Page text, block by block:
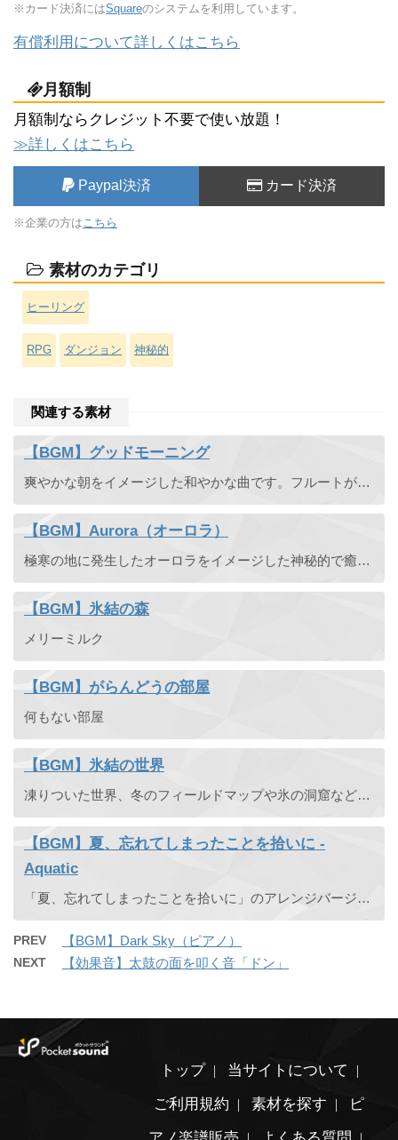
※カード決済にはSquareのシステムを利用しています。
有償利用について詳しくはこちら
月額制
月額制ならクレジット不要で使い放題！
≫詳しくはこちら
Paypal決済 カード決済
※企業の方は こちら
素材のカテゴリ
ヒーリング
RPG ダンジョン 神秘的
関連する素材
【BGM】グッドモーニング
爽やかな朝をイメージした和やかな曲です。フルートがメロディを奏でます。RPGの街の音楽としても使えると思います。
【BGM】Aurora（オーロラ）
極寒の地に発生したオーロラをイメージした神秘的で癒されるようなイージーリスニングです。雪が降るシーンや冬の場面でおすすめのBGMです。
【BGM】氷結の森
メリーミルク
【BGM】がらんどうの部屋
何もない部屋
【BGM】氷結の世界
凍りついた世界、冬のフィールドマップや氷の洞窟などのダンジョン曲などにどうぞ。冷たい神秘的な寒いイメージの曲です。
【BGM】夏、忘れてしまったことを拾いに -
Aquatic
「夏、忘れてしまったことを拾いに」のアレンジバージョンです。
PREV 【BGM】Dark Sky（ピアノ）
NEXT 【効果音】太鼓の面を叩く音「ドン」
トップ
当サイトについて
ご利用規約
素材を探す
ピ